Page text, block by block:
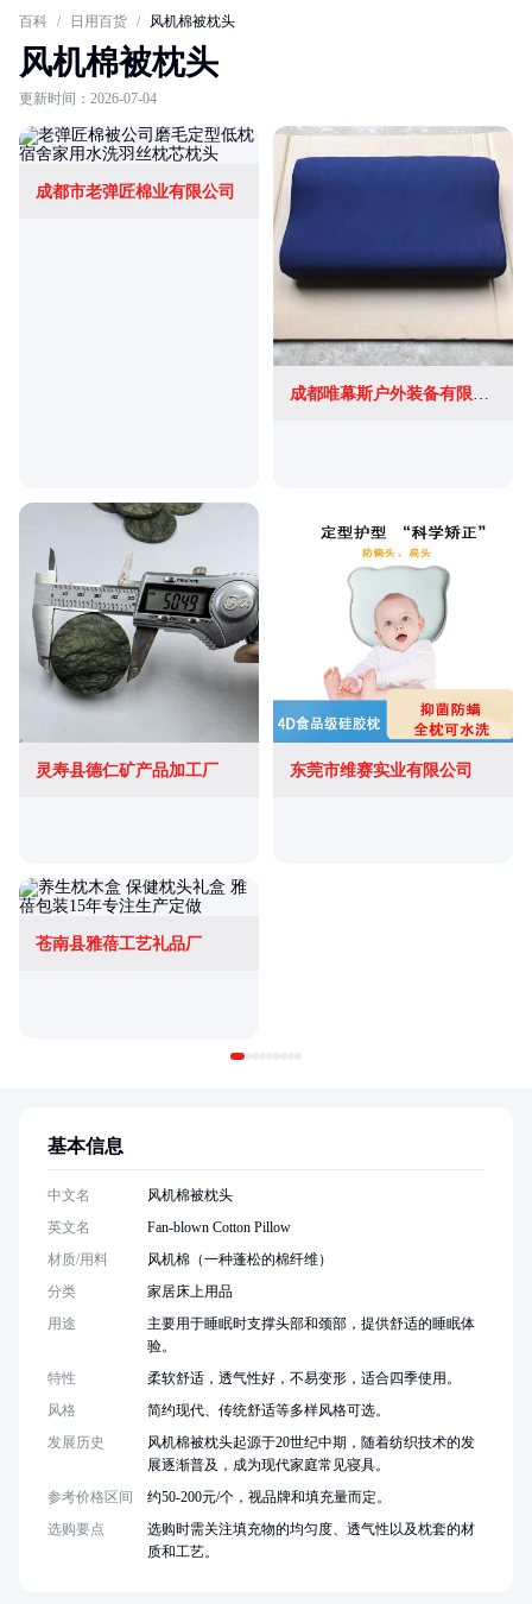
百科 / 日用百货 / 风机棉被枕头
风机棉被枕头
更新时间：2026-07-04
成都市老弹匠棉业有限公司
成都唯幕斯户外装备有限公司
灵寿县德仁矿产品加工厂 东莞市维赛实业有限公司
苍南县雅蓓工艺礼品厂
基本信息
中文名
风机棉被枕头
英文名
Fan-blown Cotton Pillow
材质/用料
风机棉（一种蓬松的棉纤维）
分类
家居床上用品
用途
主要用于睡眠时支撑头部和颈部，提供舒适的睡眠体
验。
特性
柔软舒适，透气性好，不易变形，适合四季使用。
风格
简约现代、传统舒适等多样风格可选。
发展历史
风机棉被枕头起源于20世纪中期，随着纺织技术的发
展逐渐普及，成为现代家庭常见寝具。
参考价格区间
约50-200元/个，视品牌和填充量而定。
选购要点
选购时需关注填充物的均匀度、透气性以及枕套的材
质和工艺。